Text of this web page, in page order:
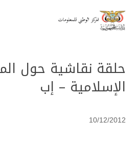
حلقة نقاشية حول
الإسلامية – إب
10/12/2012